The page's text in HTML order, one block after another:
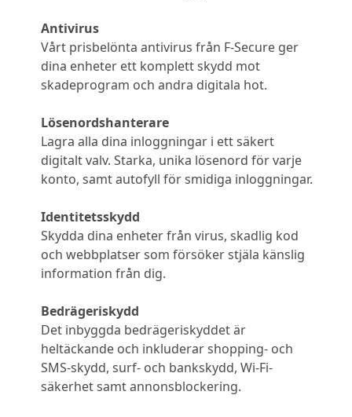
Antivirus
Vårt prisbelönta antivirus från F‑Secure ger
dina enheter ett komplett skydd mot
skadeprogram och andra digitala hot.
Lösenordshanterare
Lagra alla dina inloggningar i ett säkert
digitalt valv. Starka, unika lösenord för varje
konto, samt autofyll för smidiga inloggningar.
Identitetsskydd
Skydda dina enheter från virus, skadlig kod
och webbplatser som försöker stjäla känslig
information från dig.
Bedrägeriskydd
Det inbyggda bedrägeriskyddet är
heltäckande och inkluderar shopping- och
SMS-skydd, surf- och bankskydd, Wi-Fi-
säkerhet samt annonsblockering.